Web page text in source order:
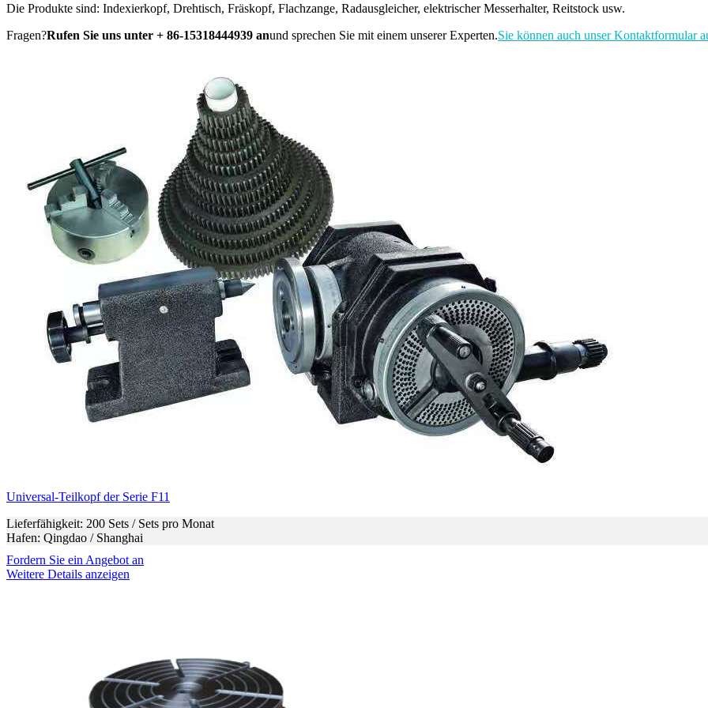
Die Produkte sind: Indexierkopf, Drehtisch, Fräskopf, Flachzange, Radausgleicher, elektrischer Messerhalter, Reitstock usw.
Fragen?Rufen Sie uns unter + 86-15318444939 anund sprechen Sie mit einem unserer Experten.Sie können auch unser Kontaktformular
Universal-Teilkopf der Serie F11
Lieferfähigkeit: 200 Sets / Sets pro Monat
Hafen: Qingdao / Shanghai
Fordern Sie ein Angebot an
Weitere Details anzeigen